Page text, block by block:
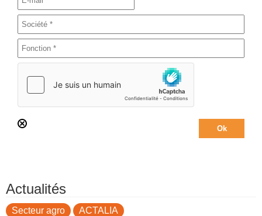
Actualités
Secteur agro ACTALIA